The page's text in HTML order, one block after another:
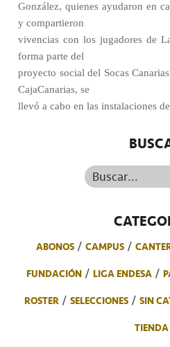
González, quienes ayudaron en
y compartieron
vivencias con los jugadores de
forma parte del
proyecto social del Socas
CajaCanarias, se
llevó a cabo en las instalaciones
Buscar...
ABONOS CAMPUS
FUNDACIÓN
LIGA ENDESA
ROSTER
SELECCIONES SIN
TIENDA